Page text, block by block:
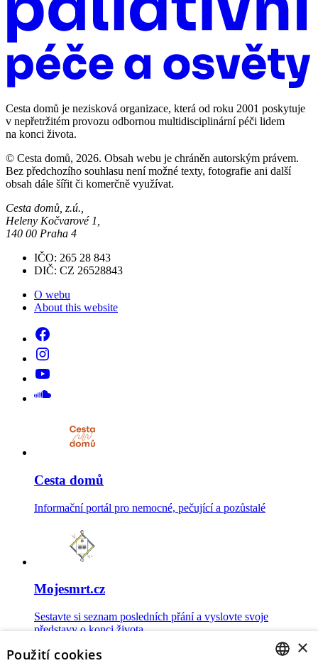
Cesta domů je nezisková organizace, která od roku 2001 poskytuje
v nepřetržitém provozu odbornou multidisciplinární péči lidem
na konci života.
© Cesta domů, 2026. Obsah webu je chráněn autorským právem.
Bez předchozího souhlasu není možné texty, fotografie ani další
obsah dále šířit či komerčně využívat.
Cesta domů, z.ú.,
Heleny Kočvarové 1,
140 00 Praha 4
IČO: 265 28 843
DIČ: CZ 26528843
O webu
About this website
Cesta domů
Informační portál pro nemocné, pečující a pozůstalé
Mojesmrt.cz
Sestavte si seznam posledních přání a vyslovte svoje
představy o konci života
×
Použití cookies